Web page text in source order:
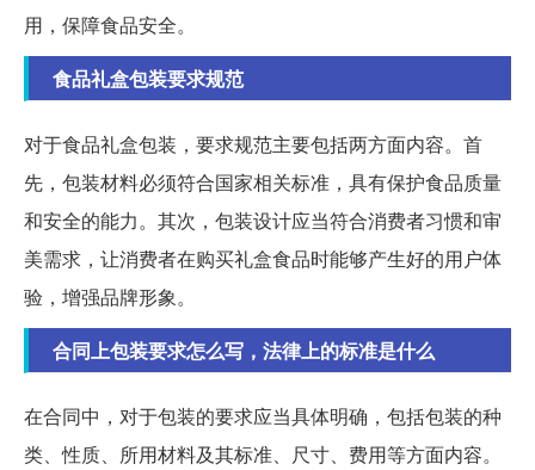
用，保障食品安全。
食品礼盒包装要求规范
对于食品礼盒包装，要求规范主要包括两方面内容。首
先，包装材料必须符合国家相关标准，具有保护食品质量
和安全的能力。其次，包装设计应当符合消费者习惯和审
美需求，让消费者在购买礼盒食品时能够产生好的用户体
验，增强品牌形象。
合同上包装要求怎么写，法律上的标准是什么
在合同中，对于包装的要求应当具体明确，包括包装的种
类、性质、所用材料及其标准、尺寸、费用等方面内容。